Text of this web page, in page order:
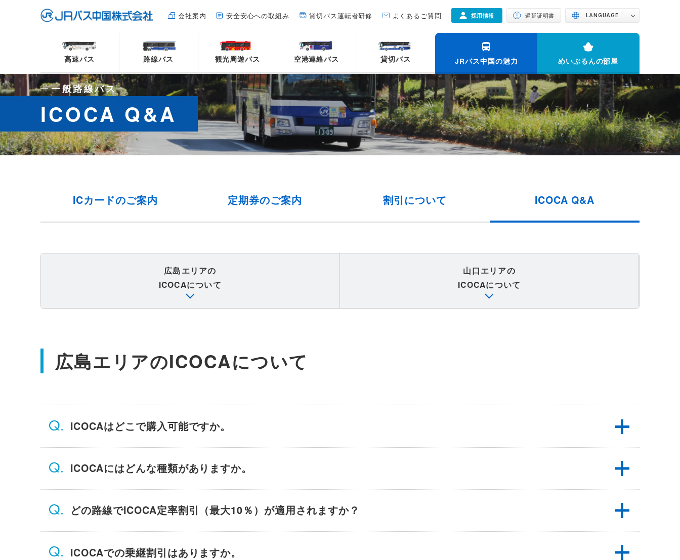
会社案内 安全安心への取組み 貸切バス運転者研修 よくあるご質問 採用情報 遅延証明書 LANGUAGE
高速バス 路線バス 観光周遊バス 空港連絡バス 貸切バス JRバス中国の魅力 めいぷるんの部屋
一般路線バス
ICOCA Q&A
ICカードのご案内 定期券のご案内 割引について ICOCA Q&A
広島エリアの
ICOCAについて
山口エリアの
ICOCAについて
広島エリアのICOCAについて
ICOCAはどこで購入可能ですか。
ICOCAにはどんな種類がありますか。
どの路線でICOCA定率割引（最大10％）が適用されますか？
ICOCAでの乗継割引はありますか。